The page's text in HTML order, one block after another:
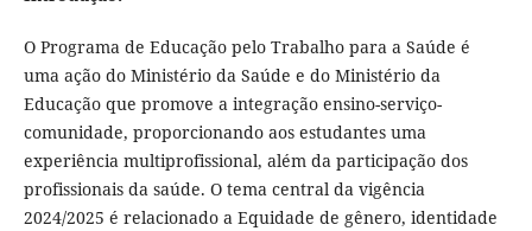
O Programa de Educação pelo Trabalho para a Saúde é
uma ação do Ministério da Saúde e do Ministério da
Educação que promove a integração ensino-serviço-
comunidade, proporcionando aos estudantes uma
experiência multiprofissional, além da participação dos
profissionais da saúde. O tema central da vigência
2024/2025 é relacionado a Equidade de gênero, identidade